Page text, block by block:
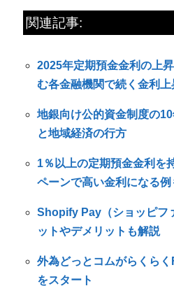
関連記事:
2025年定期預金金利の上
む各金融機関で続く金利上
地銀向け公的資金制度の
と地域経済の行方
1％以上の定期預金金利
ペーンで高い金利になる例
Shopify Pay（ショッピフ
ットやデメリットも解説
外為どっとコムがらくら
をスタート